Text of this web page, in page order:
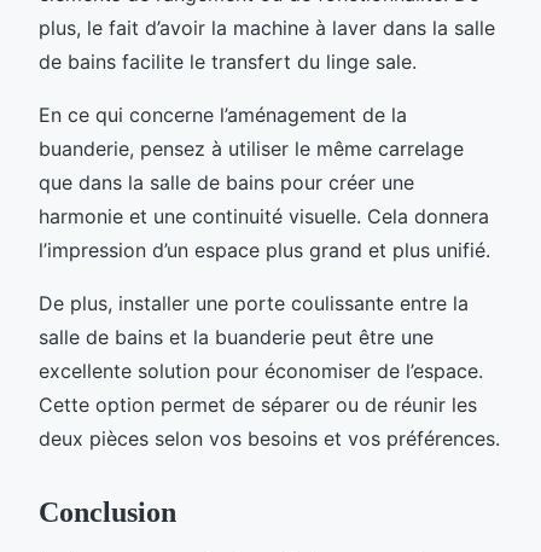
plus, le fait d’avoir la machine à laver dans la salle
de bains facilite le transfert du linge sale.
En ce qui concerne l’aménagement de la
buanderie, pensez à utiliser le même carrelage
que dans la salle de bains pour créer une
harmonie et une continuité visuelle. Cela donnera
l’impression d’un espace plus grand et plus unifié.
De plus, installer une porte coulissante entre la
salle de bains et la buanderie peut être une
excellente solution pour économiser de l’espace.
Cette option permet de séparer ou de réunir les
deux pièces selon vos besoins et vos préférences.
Conclusion